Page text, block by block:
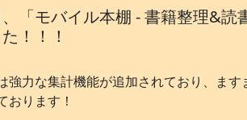
「モバイル本棚 - 書籍整理&読
！！！
強力な集計機能が追加されており、ま
おります！